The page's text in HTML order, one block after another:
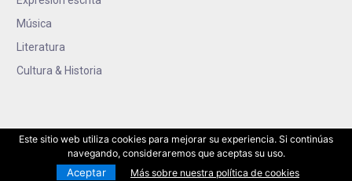
Música
Literatura
Cultura & Historia
Este sitio web utiliza cookies para mejorar su experiencia. Si continúas
navegando, consideraremos que aceptas su uso.
Aceptar Más sobre nuestra política de cookies